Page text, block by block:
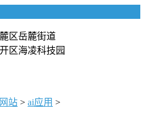
区岳麓街道
区海凌科技园
站 > ai应用 >